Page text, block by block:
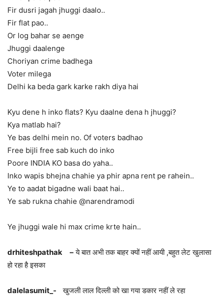
Fir dusri jagah jhuggi daalo..
Fir flat pao..
Or log bahar se aenge
Jhuggi daalenge
Choriyan crime badhega
Voter milega
Delhi ka beda gark karke rakh diya hai
Kyu dene h inko flats? Kyu daalne dena h jhuggi?
Kya matlab hai?
Ye bas delhi mein no. Of voters badhao
Free bijli free sab kuch do inko
Poore INDIA KO basa do yaha..
Inko wapis bhejna chahie ya phir apna rent pe rahein..
Ye to aadat bigadne wali baat hai..
Ye sab rukna chahie @narendramodi
Ye jhuggi wale hi max crime krte hain..
drhiteshpathak –ये बात अभी तक बाहर क्यों नहीं आयी ,बहुत लेट खुलासा
हो रहा है इसका
dalelasumit_- खुजली लाल दिल्ली को खा गया डकार नहीं ले रहा